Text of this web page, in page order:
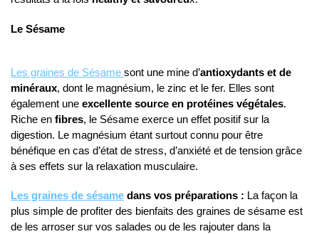
Le Sésame
Les graines de Sésame sont une mine d’antioxydants et de
minéraux, dont le magnésium, le zinc et le fer. Elles sont
également une excellente source en protéines végétales.
Riche en fibres, le Sésame exerce un effet positif sur la
digestion. Le magnésium étant surtout connu pour être
bénéfique en cas d’état de stress, d’anxiété et de tension grâce
à ses effets sur la relaxation musculaire.
Les graines de sésame dans vos préparations : La façon la
plus simple de profiter des bienfaits des graines de sésame est
de les arroser sur vos salades ou de les rajouter dans la